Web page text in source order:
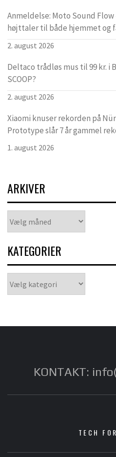
Anmeldelse: Moto Sound
højttaler til både hjemmet og
2. august 2026
Deltaco trådløs mus til 99 kr.
SCOOP?
2. august 2026
Xiaomi knuser rekorden på
Prototype slår 7 år gammel
1. august 2026
ARKIVER
KATEGORIER
KONTAKT:
TECH